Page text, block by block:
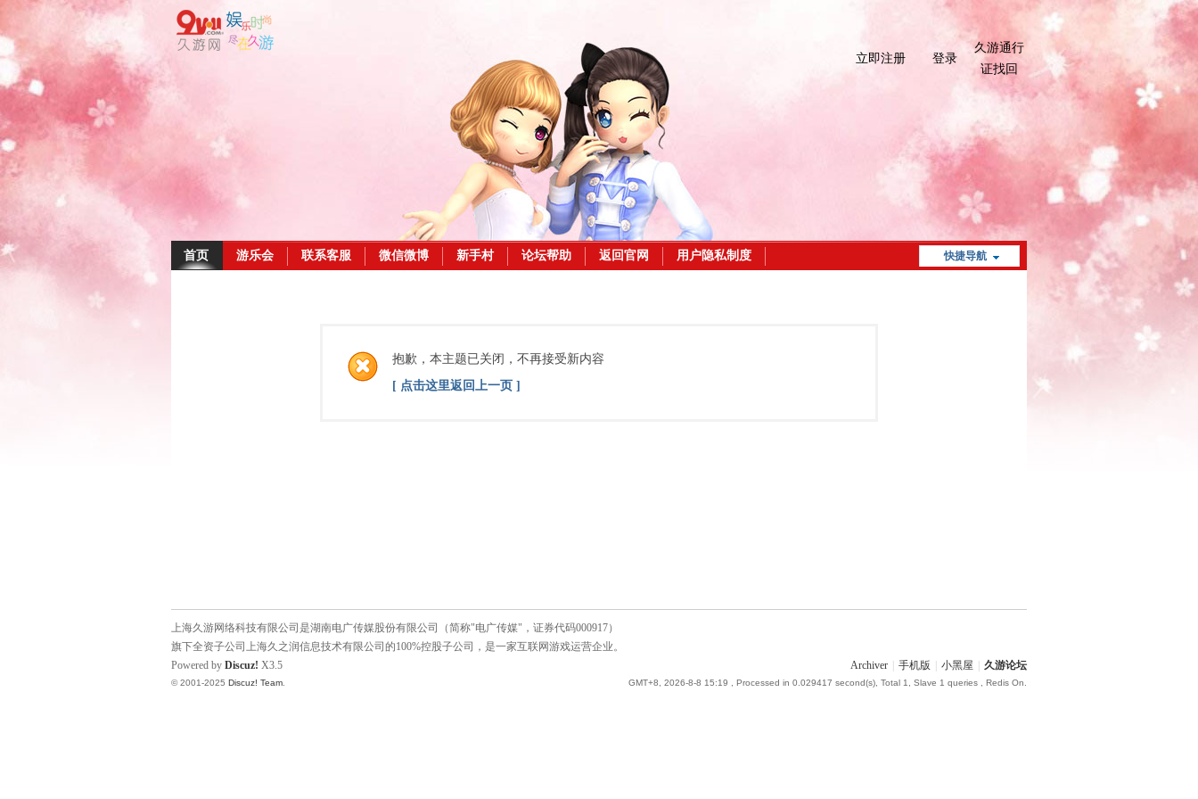
立即注册 登录
久游通行
证找回
快捷导航
首页 游乐会 联系客服 微信微博 新手村 论坛帮助 返回官网 用户隐私制度
抱歉，本主题已关闭，不再接受新内容
[ 点击这里返回上一页 ]
上海久游网络科技有限公司是湖南电广传媒股份有限公司（简称"电广传媒"，证券代码000917）
旗下全资子公司上海久之润信息技术有限公司的100%控股子公司，是一家互联网游戏运营企业。
Archiver
手机版 小黑屋 久游论坛
GMT+8, 2026-8-8 15:19 , Processed in 0.029417 second(s), Total 1, Slave 1 queries , Redis On.
Powered by Discuz! X3.5
© 2001-2025 Discuz! Team